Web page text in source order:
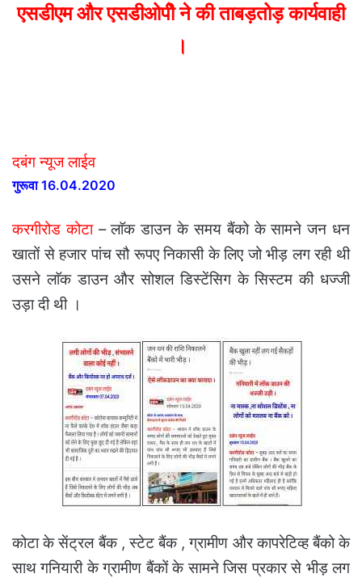
एसडीएम और एसडीओपीे ने की ताबड़तोड़ कार्यवाही
।
दबंग न्यूज लाईव
गुरूवा 16.04.2020
करगीरोड कोटा– लाॅक डाउन के समय बैंको के सामने जन धन
खातों से हजार पांच सौ रूपए निकासी के लिए जो भीड़ लग रही थी
उसने लाॅक डाउन और सोशल डिस्टेंसिग के सिस्टम की धज्जी
उड़ा दी थी ।
कोटा के सेंट्रल बैंक , स्टेट बैंक , ग्रामीण और कापरेटिव्ह बैंको के
साथ गनियारी के ग्रामीण बैंकों के सामने जिस प्रकार से भीड़ लग